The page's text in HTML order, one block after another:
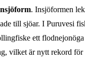
. Insjöformen
till sjöar. I Puruvesi
ett
vilket är nytt rekord